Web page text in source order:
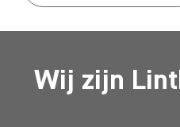
Wij zijn